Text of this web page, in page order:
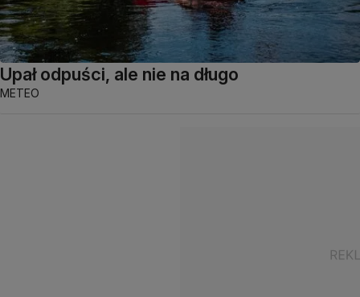
Upał odpuści, ale nie na długo
METEO